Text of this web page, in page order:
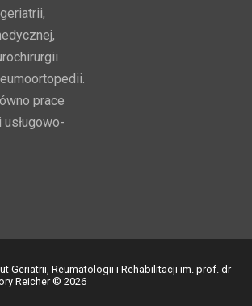
prace
usługowo-
Geriatrii, Reumatologii i Rehabilitacji im. prof. dr
Reicher © 2026